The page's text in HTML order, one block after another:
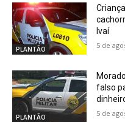
PLANTÃO
Ivaí
5 de
PLANTÃO
falso
5 de